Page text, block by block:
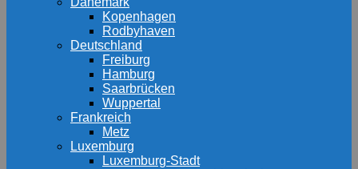
Kopenhagen
Rodbyhaven
Deutschland
Freiburg
Hamburg
Saarbrücken
Wuppertal
Frankreich
Metz
Luxemburg
Luxemburg-Stadt